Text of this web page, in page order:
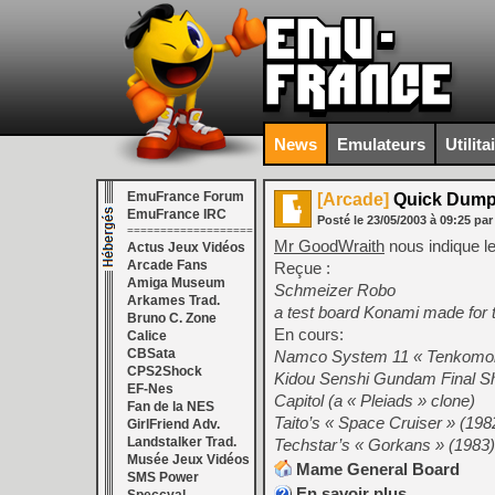
News Emulateurs
EmuFrance Forum
EmuFrance IRC
===================
Actus Jeux Vidéos
Arcade Fans
Amiga Museum
Arkames Trad.
Bruno C. Zone
Calice
CBSata
CPS2Shock
EF-Nes
Fan de la NES
GirlFriend Adv.
Landstalker Trad.
Musée Jeux Vidéos
SMS Power
[Arcade] Quick
Posté le 23/05/2003 à 09:25 par
Mr GoodWraith nous indique
Reçue :
Schmeizer Robo
a test board Konami made
En cours:
Namco System 11 «
Kidou Senshi Gundam Final
Capitol (a « Pleiads » clone)
Taito’s « Space Cruiser »
Techstar’s « Gorkans »
Mame General Board